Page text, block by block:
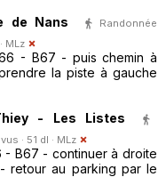
de Nans
Randonnée
MLz
- B67 - puis chemin à
la piste à gauche
- Les Listes
· 51 dl · MLz
- B67 - continuer à droite
retour au parking par le